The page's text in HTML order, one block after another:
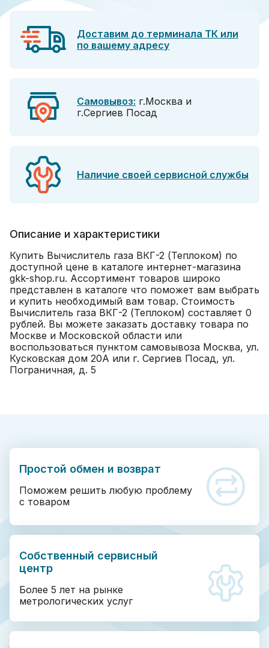
Доставим до терминала ТК или
по вашему адресу
Самовывоз: г.Москва и
г.Сергиев Посад
Наличие своей сервисной службы
Описание и характеристики
Купить Вычислитель газа ВКГ-2 (Теплоком) по
доступной цене в каталоге интернет-магазина
gkk-shop.ru. Ассортимент товаров широко
представлен в каталоге что поможет вам выбрать
и купить необходимый вам товар. Стоимость
Вычислитель газа ВКГ-2 (Теплоком) составляет 0
рублей. Вы можете заказать доставку товара по
Москве и Московской области или
воспользоваться пунктом самовывоза Москва, ул.
Кусковская дом 20А или г. Сергиев Посад, ул.
Пограничная, д. 5
Простой обмен и возврат
Поможем решить любую проблему
с товаром
Собственный сервисный
центр
Более 5 лет на рынке
метрологических услуг